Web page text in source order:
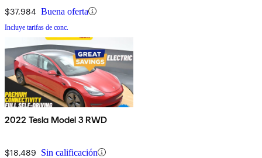
$37,984 Buena oferta
Incluye tarifas de conc.
2022 Tesla Model 3 RWD
$18,489 Sin calificación